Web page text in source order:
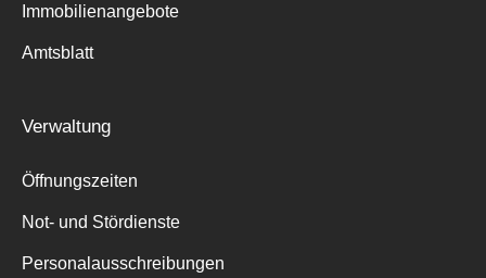
Immobilienangebote
Amtsblatt
Verwaltung
Öffnungszeiten
Not- und Stördienste
Personalausschreibungen